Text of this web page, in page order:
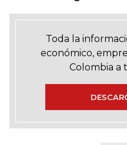
Toda la
económico,
Colombia a